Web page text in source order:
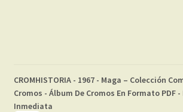
CROMHISTORIA - 1967 - Maga – Colección
Cromos - Álbum De Cromos En Formato PDF
Inmediata